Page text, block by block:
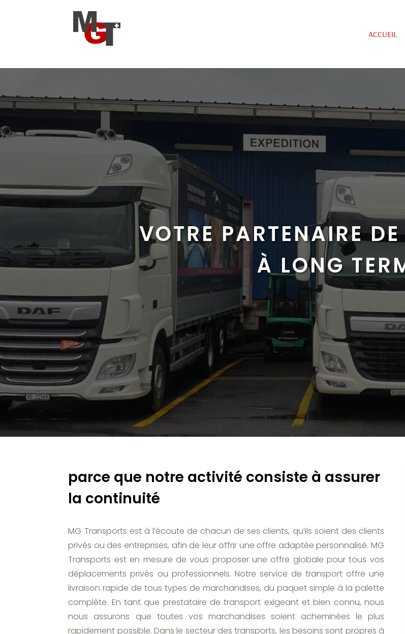
ACCUEIL
VOTRE PARTENAIRE
À LONG
parce que notre activité consiste à assurer
la continuité
MG Transports est à l’écoute de chacun de ses clients, qu’ils soient des clients
privés ou des entreprises, afin de leur offrir une offre adaptée personnalisé. MG
Transports est en mesure de vous proposer une offre globale pour tous vos
déplacements privés ou professionnels. Notre service de transport offre une
livraison rapide de tous types de marchandises, du paquet simple à la palette
complète. En tant que prestataire de transport exigeant et bien connu, nous
nous assurons que toutes vos marchandises soient acheminées le plus
rapidement possible. Dans le secteur des transports, les besoins sont propres à